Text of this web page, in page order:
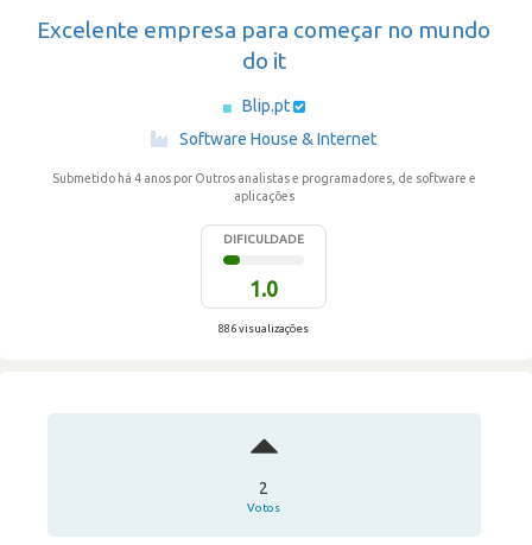
Excelente empresa para começar no mundo
do it
Blip.pt
Software House & Internet
Submetido há 4 anos por Outros analistas e programadores, de software e
aplicações
DIFICULDADE
1.0
886 visualizações
2
Votos